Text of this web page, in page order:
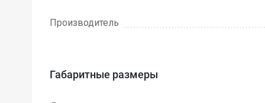
Производитель
Габаритные размеры